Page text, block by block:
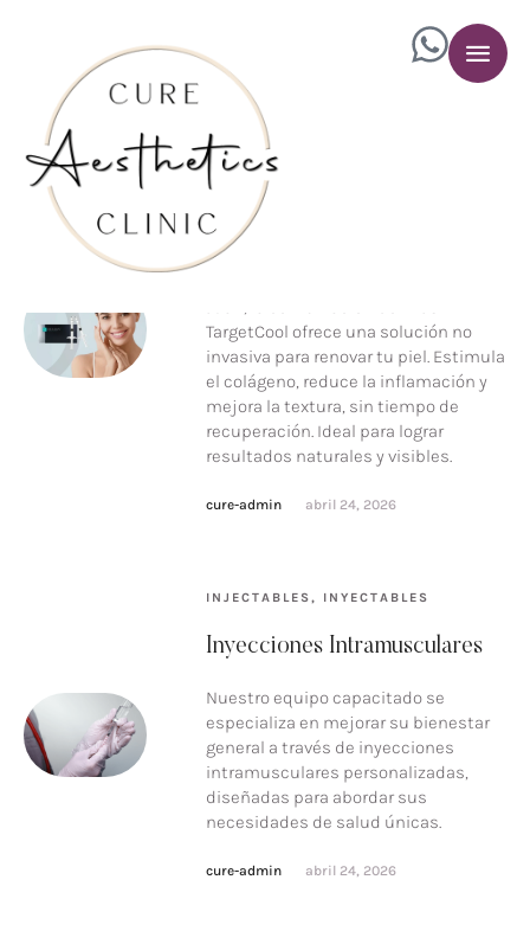
INJECTABLES
REJURAN + TARGETCOOL
Rejuvenecimiento De La Piel
TargetCool ofrece una solución no
invasiva para renovar tu piel. Estimula
el colágeno, reduce la inflamación y
mejora la textura, sin tiempo de
recuperación. Ideal para lograr
resultados naturales y visibles.
cure-admin abril 24, 2026
INJECTABLES, INYECTABLES
Inyecciones Intramusculares
Nuestro equipo capacitado se
especializa en mejorar su bienestar
general a través de inyecciones
intramusculares personalizadas,
diseñadas para abordar sus
necesidades de salud únicas.
cure-admin abril 24, 2026